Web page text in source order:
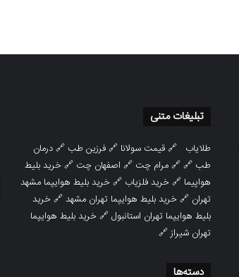
تبلیغات متنی
طلایاب 🔗قیمت سولانا 🔗فرزین طب 🔗درمان
طب 🔗 🔗مرام چت 🔗 اصفهان چت 🔗خرید بلیط
هواپیما 🔗خرید فلزیاب 🔗خرید بلیط هوایپما مشهد
تهران 🔗خرید بلیط هوایپما تهران مشهد🔗خرید
بلیط هوایپما تهران استانبول🔗خرید بلیط هوایپما
تهران شیراز🔗
دسته‌ها